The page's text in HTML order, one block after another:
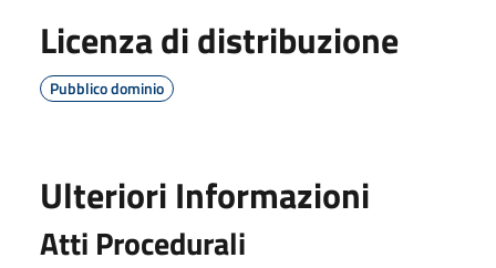
Licenza di distribuzione
Pubblico dominio
Ulteriori Informazioni
Atti Procedurali